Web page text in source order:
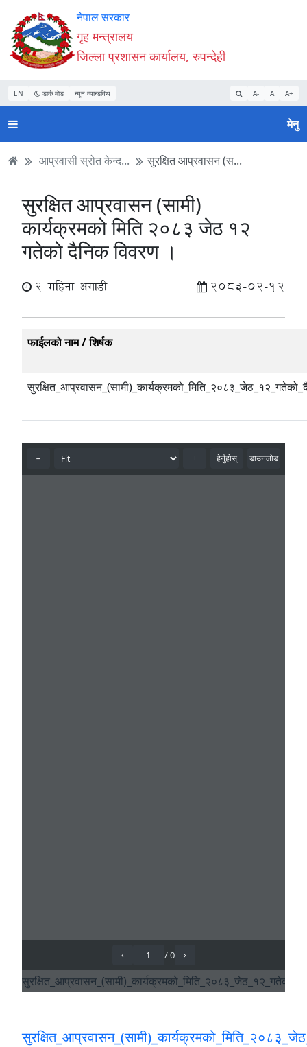
Accessibility
Mode
सुरु
गर्नुहोस्
सामाग्री
पढ्नुहाेस्
नेभिगेसन
पढ्नुहाेस्
वेबसाइट
खोजमा
जानुहोस्
नेपाल सरकार
गृह मन्त्रालय
जिल्ला प्रशासन कार्यालय, रुपन्देही
EN डार्क मोड न्यून व्यान्डविथ A- A A+
मेनु
आप्रवासी स्रोत केन्द... सुरक्षित आप्रवासन (स...
सुरक्षित आप्रवासन (सामी)
कार्यक्रमको मिति २०८३ जेठ १२
गतेको दैनिक विवरण ।
2 महिना अगाडी 2083-02-12
फाईलको नाम / शिर्षक